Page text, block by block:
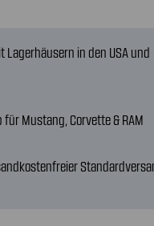
Lagerhäusern in den USA und
für Mustang, Corvette & RAM